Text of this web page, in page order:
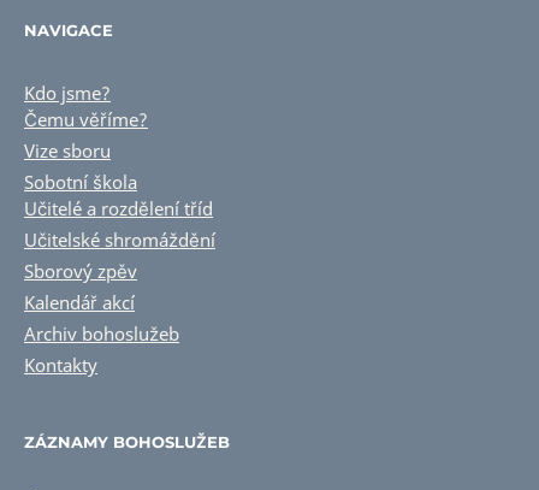
NAVIGACE
Kdo jsme?
Čemu věříme?
Vize sboru
Sobotní škola
Učitelé a rozdělení tříd
Učitelské shromáždění
Sborový zpěv
Kalendář akcí
Archiv bohoslužeb
Kontakty
ZÁZNAMY BOHOSLUŽEB